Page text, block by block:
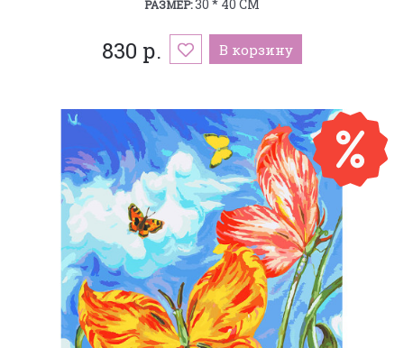
РАЗМЕР:30 * 40 СМ
830 р. В корзину